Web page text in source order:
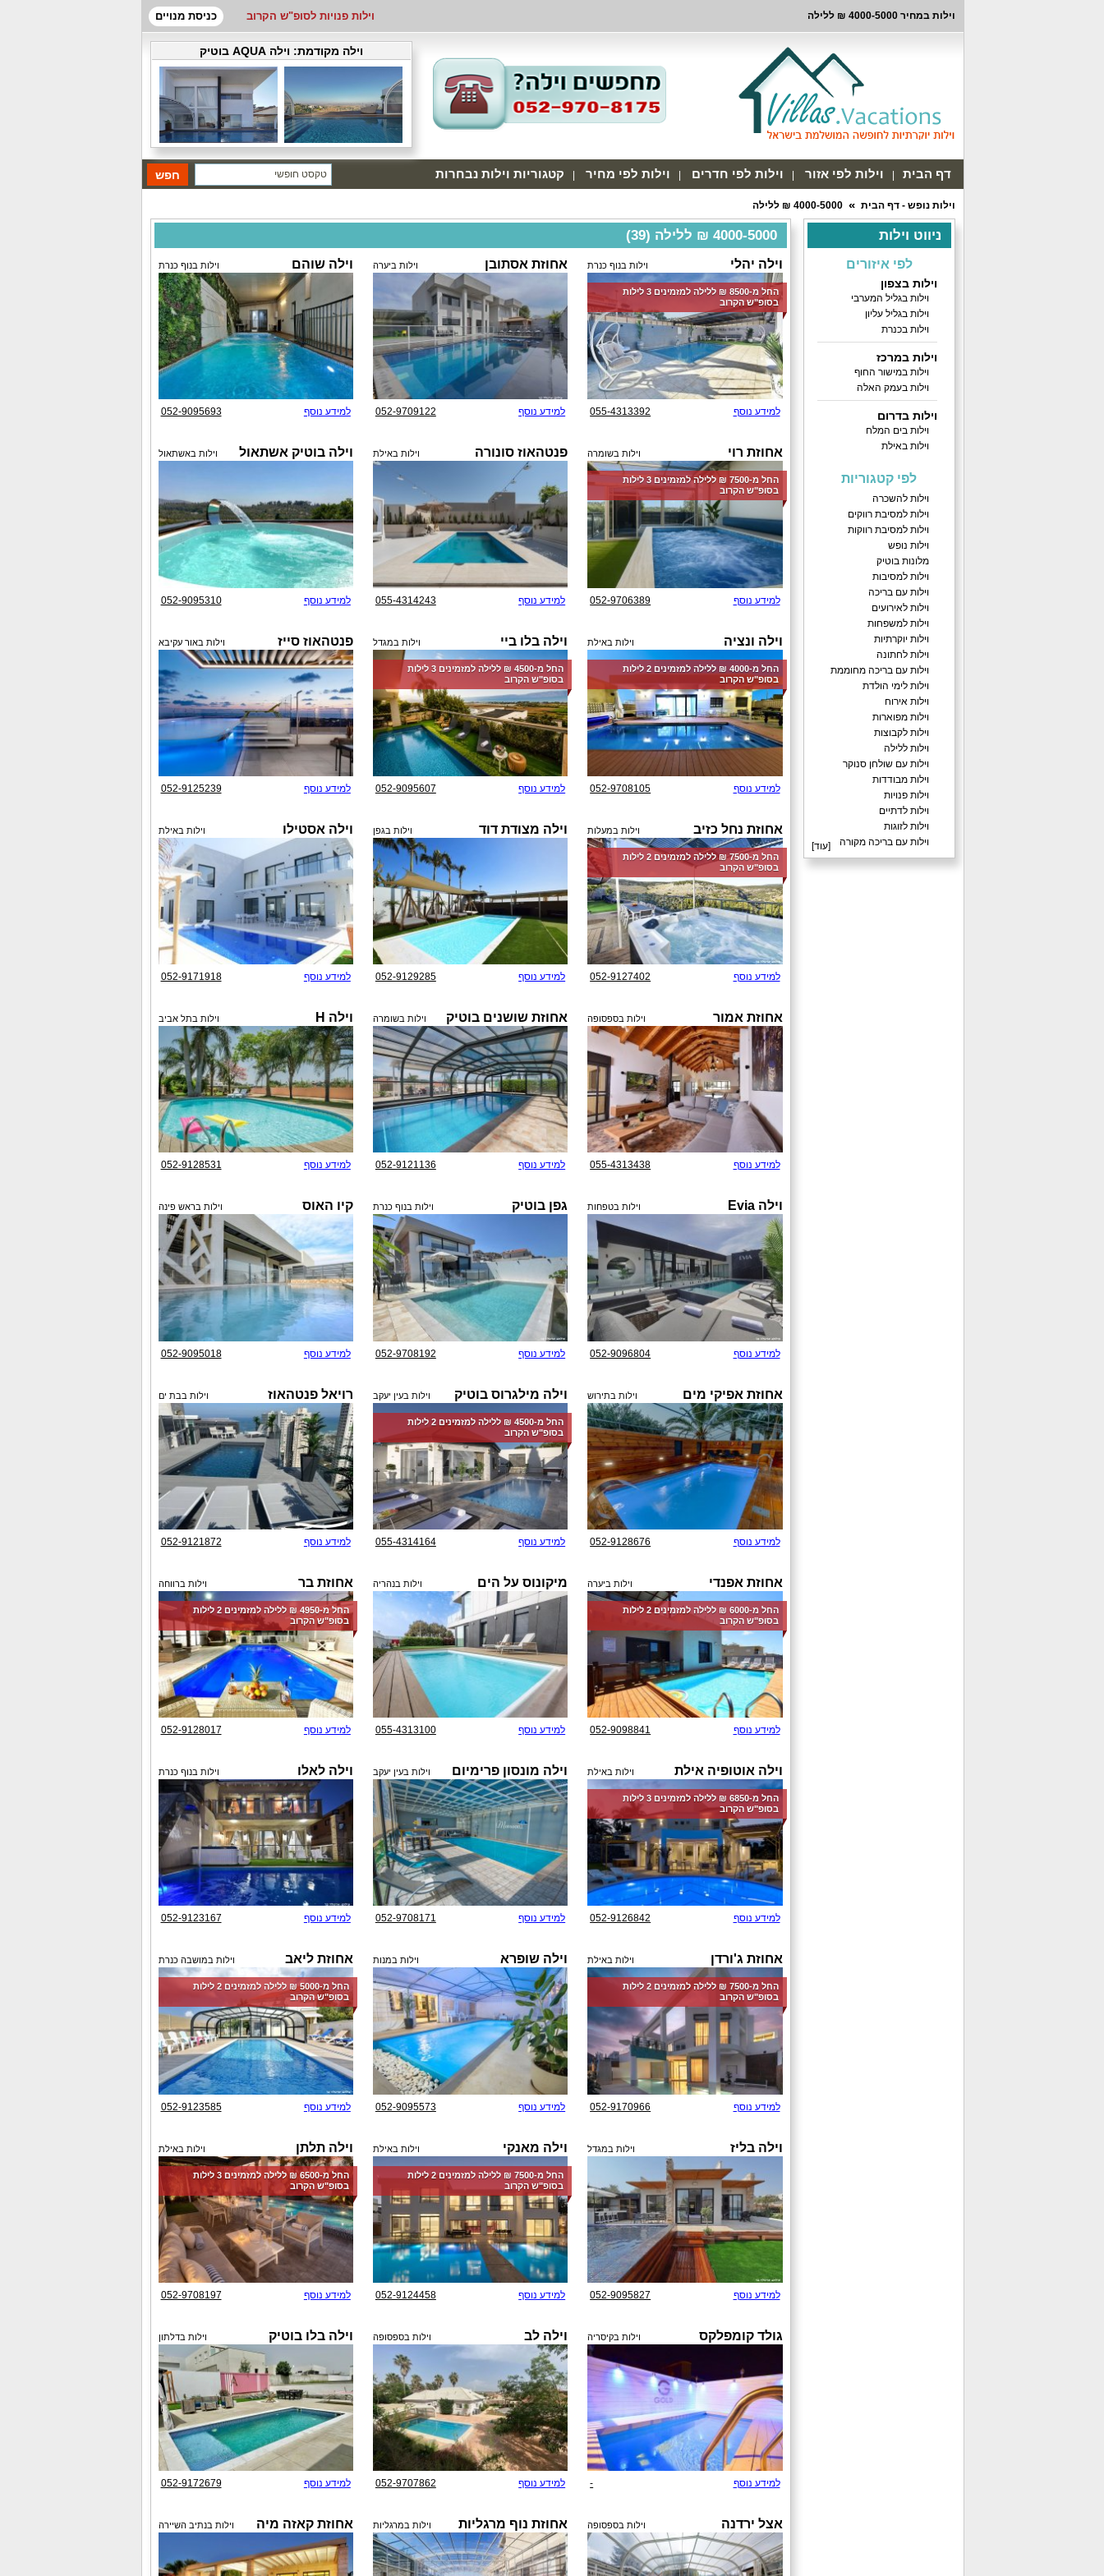
וילות במחיר 4000-5000 ₪ ללילה וילות פנויות לסופ"ש הקרוב כניסת מנויים
וילה מקודמת: וילה AQUA בוטיק
דף הבית וילות לפי אזור וילות לפי חדרים וילות לפי מחיר קטגוריות וילות נבחרות
וילות נופש - דף הבית 4000-5000 ₪ ללילה
ניווט וילות
לפי איזורים
וילות בצפון
וילות בגליל המערבי
וילות בגליל עליון
וילות בכנרת
וילות במרכז
וילות במישור החוף
וילות בעמק האלה
וילות בדרום
וילות בים המלח
וילות באילת
לפי קטגוריות
וילות להשכרה
וילות למסיבת רווקים
וילות למסיבת רווקות
וילות נופש
מלונות בוטיק
וילות למסיבות
וילות עם בריכה
וילות לאירועים
וילות למשפחות
וילות יוקרתיות
וילות לחתונה
וילות עם בריכה מחוממת
וילות לימי הולדת
וילות אירוח
וילות מפוארות
וילות לקבוצות
וילות ללילה
וילות עם שולחן סנוקר
וילות מבודדות
וילות פנויות
וילות לדתיים
וילות לזוגות
וילות עם בריכה מקורה
[עוד]
4000-5000 ₪ ללילה (39)
וילה יהלי וילות בנוף כנרת
החל מ-‏8500 ₪ ללילה למזמינים 3 לילות
בסופ"ש הקרוב
למידע נוסף 055-4313392
אחוזת אסתובן וילות ביערה
למידע נוסף 052-9709122
וילה שוהם וילות בנוף כנרת
למידע נוסף 052-9095693
אחוזת רוי וילות בשומרה
החל מ-‏7500 ₪ ללילה למזמינים 3 לילות
בסופ"ש הקרוב
למידע נוסף 052-9706389
פנטהאוז סונורה וילות באילת
למידע נוסף 055-4314243
וילה בוטיק אשתאול וילות באשתאול
למידע נוסף 052-9095310
וילה ונציה וילות באילת
החל מ-‏4000 ₪ ללילה למזמינים 2 לילות
בסופ"ש הקרוב
למידע נוסף 052-9708105
וילה בלו ביי וילות במגדל
החל מ-‏4500 ₪ ללילה למזמינים 3 לילות
בסופ"ש הקרוב
למידע נוסף 052-9095607
פנטהאוז סייז וילות באור עקיבא
למידע נוסף 052-9125239
אחוזת נחל כזיב וילות במעלות
החל מ-‏7500 ₪ ללילה למזמינים 2 לילות
בסופ"ש הקרוב
למידע נוסף 052-9127402
וילה מצודת דוד וילות בגפן
למידע נוסף 052-9129285
וילה אסטילו וילות באילת
למידע נוסף 052-9171918
אחוזת אמור וילות בספסופה
למידע נוסף 055-4313438
אחוזת שושנים בוטיק וילות בשומרה
למידע נוסף 052-9121136
וילה H וילות בתל אביב
למידע נוסף 052-9128531
וילה Evia וילות בטפחות
למידע נוסף 052-9096804
גפן בוטיק וילות בנוף כנרת
למידע נוסף 052-9708192
קיו האוס וילות בראש פינה
למידע נוסף 052-9095018
אחוזת אפיקי מים וילות בתירוש
למידע נוסף 052-9128676
וילה מילגרוס בוטיק וילות בעין יעקב
החל מ-‏4500 ₪ ללילה למזמינים 2 לילות
בסופ"ש הקרוב
למידע נוסף 055-4314164
רויאל פנטהאוז וילות בבת ים
למידע נוסף 052-9121872
אחוזת אפנדי וילות ביערה
החל מ-‏6000 ₪ ללילה למזמינים 2 לילות
בסופ"ש הקרוב
למידע נוסף 052-9098841
מיקונוס על הים וילות בנהריה
למידע נוסף 055-4313100
אחוזת בר וילות ברווחה
החל מ-‏4950 ₪ ללילה למזמינים 2 לילות
בסופ"ש הקרוב
למידע נוסף 052-9128017
וילה אוטופיה אילת וילות באילת
החל מ-‏6850 ₪ ללילה למזמינים 3 לילות
בסופ"ש הקרוב
למידע נוסף 052-9126842
וילה מונסון פרימיום וילות בעין יעקב
למידע נוסף 052-9708171
וילה לאלו וילות בנוף כנרת
למידע נוסף 052-9123167
אחוזת ג'ורדן וילות באילת
החל מ-‏7500 ₪ ללילה למזמינים 2 לילות
בסופ"ש הקרוב
למידע נוסף 052-9170966
וילה שופרא וילות במנות
למידע נוסף 052-9095573
אחוזת ליאב וילות במושבה כנרת
החל מ-‏5000 ₪ ללילה למזמינים 2 לילות
בסופ"ש הקרוב
למידע נוסף 052-9123585
וילה בליז וילות במגדל
למידע נוסף 052-9095827
וילה מאנקי וילות באילת
החל מ-‏7500 ₪ ללילה למזמינים 2 לילות
בסופ"ש הקרוב
למידע נוסף 052-9124458
וילה תלתן וילות באילת
החל מ-‏6500 ₪ ללילה למזמינים 3 לילות
בסופ"ש הקרוב
למידע נוסף 052-9708197
גולד קומפלקס וילות בקיסריה
למידע נוסף -
וילה לב וילות בספסופה
למידע נוסף 052-9707862
וילה בלו בוטיק וילות בדלתון
למידע נוסף 052-9172679
אצל ירדנה וילות בספסופה אחוזת נוף מרגליות וילות במרגליות אחוזת קאזה מיה וילות בנתיב השיירה